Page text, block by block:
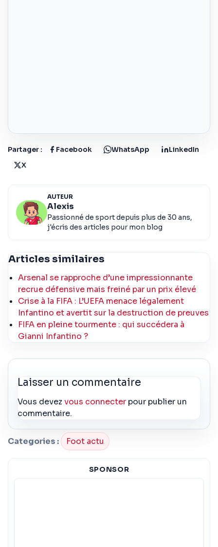
Partager : Facebook WhatsApp
LinkedIn
X
AUTEUR
Alexis
Passionné de sport depuis plus de 30 ans,
j'écris des articles pour mon blog
Articles similaires
Arsenal se rapproche d’une impressionnante
recrue défensive mais freiné par un prix élevé
Crise à la FIFA : L’UEFA menace légalement
Infantino et avertit sur la destruction de preuves
FIFA en pleine tourmente : qui succédera à
Gianni Infantino ?
Laisser un commentaire
Vous devezvous connecter pour publier un
commentaire.
Categories : Foot actu
SPONSOR